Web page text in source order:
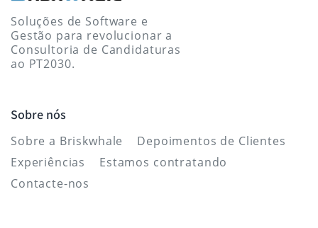
Soluções de Software e
Gestão para revolucionar a
Consultoria de Candidaturas
ao PT2030.
Sobre nós
Sobre a Briskwhale
Depoimentos de Clientes
Experiências
Estamos contratando
Contacte-nos